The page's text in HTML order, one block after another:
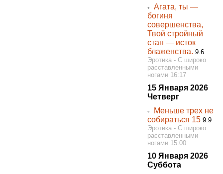
◦Агата, ты —
богиня
совершенства,
Твой стройный
стан — исток
блаженства. 9.6
Эротика - С широко
расставленными
ногами 16:17
15 Января 2026
Четверг
◦
Меньше трех не
собираться 15 9.9
Эротика - С широко
расставленными
ногами 15:00
10 Января 2026
Суббота